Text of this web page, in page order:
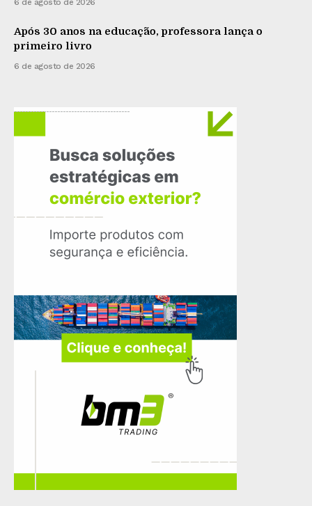
6 de agosto de 2026
Após 30 anos na educação, professora lança o
primeiro livro
6 de agosto de 2026